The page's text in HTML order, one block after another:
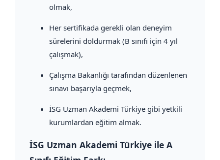
olmak,
Her sertifikada gerekli olan deneyim
sürelerini doldurmak (B sınıfı için 4 yıl
çalışmak),
Çalışma Bakanlığı tarafından düzenlenen
sınavı başarıyla geçmek,
İSG Uzman Akademi Türkiye gibi yetkili
kurumlardan eğitim almak.
İSG Uzman Akademi Türkiye ile A